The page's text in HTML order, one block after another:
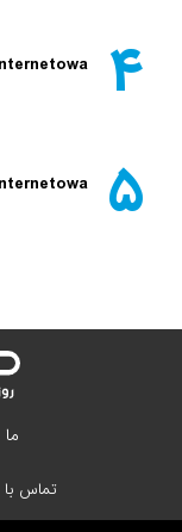
۴
۵
تماس با